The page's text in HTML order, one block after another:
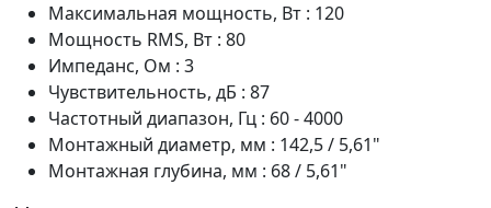
Максимальная мощность, Вт : 120
Мощность RMS, Вт : 80
Импеданс, Ом : 3
Чувствительность, дБ : 87
Частотный диапазон, Гц : 60 - 4000
Монтажный диаметр, мм : 142,5 / 5,61"
Монтажная глубина, мм : 68 / 5,61"